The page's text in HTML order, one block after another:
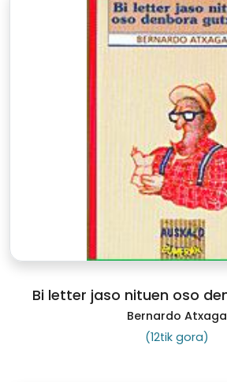
Bi letter jaso nituen oso
Bernardo Atxaga
(12tik gora)